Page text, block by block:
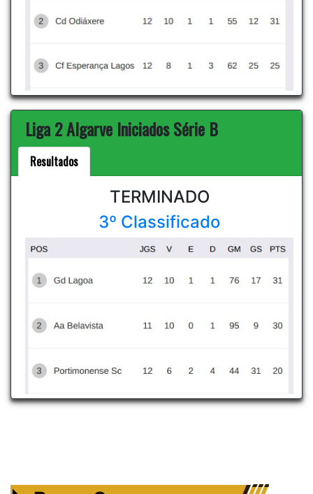
Centro de Formação Portimonense SC - Campo Major DN Nº2
25/05/2025 2 - 7
1 - 4
Liga 2 Algarve Iniciados Série B
Resultados
TERMINADO
3º Classificado